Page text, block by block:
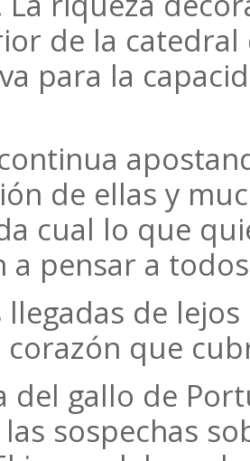
de la
para la
de ellas y
cual lo que
a pensar a
llegadas de
que
del gallo de
sospechas